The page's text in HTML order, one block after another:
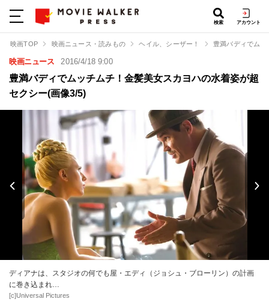
検索 アカウント
映画TOP 映画ニュース・読みもの ヘイル、シーザー！ 豊満バディでム
映画ニュース 2016/4/18 9:00
豊満バディでムッチムチ！金髪美女スカヨハの水着姿が超
セクシー(画像3/5)
ディアナは、スタジオの何でも屋・エディ（ジョシュ・ブローリン）の計画
に巻き込まれ…
[c]Universal Pictures